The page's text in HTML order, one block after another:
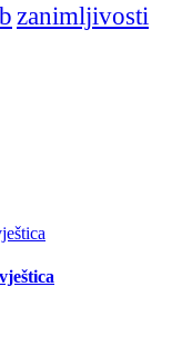
zanimljivosti